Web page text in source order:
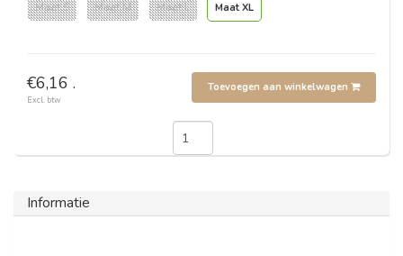
Maat S Maat M Maat L Maat XL
€6,16 .
Excl. btw
Toevoegen aan winkelwagen
Informatie